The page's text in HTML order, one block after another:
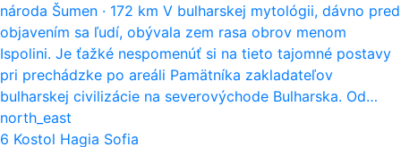
národa Šumen · 172 km V bulharskej mytológii, dávno pred
objavením sa ľudí, obývala zem rasa obrov menom
Ispolini. Je ťažké nespomenúť si na tieto tajomné postavy
pri prechádzke po areáli Pamätníka zakladateľov
bulharskej civilizácie na severovýchode Bulharska. Od…
north_east
6 Kostol Hagia Sofia